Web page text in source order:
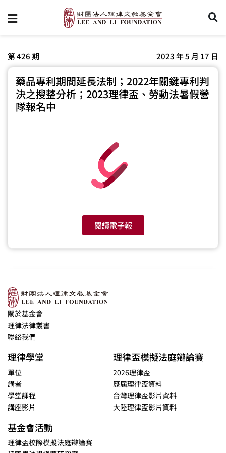
第 426 期 2023 年 5 月 17 日
藥品專利期間延長法制；2022年關鍵專利判
決之搜整分析；2023理律盃、勞動法暑假營
隊報名中
閱讀電子報
關於基金會
理律法律叢書
聯絡我們
理律學堂
單位
講者
學堂課程
講座影片
理律盃模擬法庭辯論賽
2026理律盃
歷屆理律盃資料
台灣理律盃影片資料
大陸理律盃影片資料
基金會活動
理律盃校際模擬法庭辯論賽